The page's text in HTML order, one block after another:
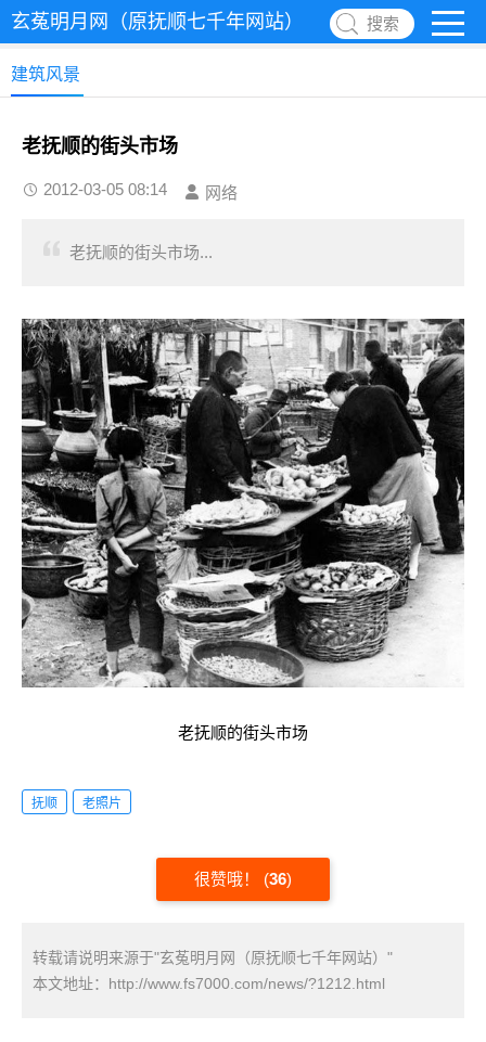
玄菟明月网（原抚顺七千年网站） 搜索
建筑风景
老抚顺的街头市场
2012-03-05 08:14 网络
老抚顺的街头市场...
老抚顺的街头市场
抚顺 老照片
很赞哦！ (36)
转载请说明来源于"玄菟明月网（原抚顺七千年网站）"
本文地址： http://www.fs7000.com/news/?1212.html